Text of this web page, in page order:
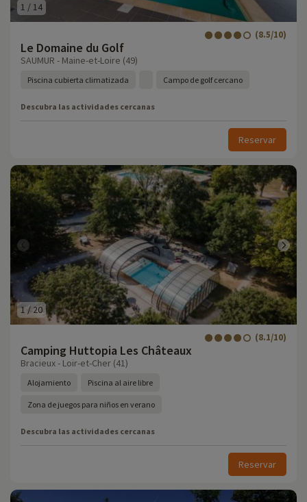
1 / 14
Le Domaine du Golf
(8.5/10)
SAUMUR - Maine-et-Loire (49)
Piscina cubierta climatizada Campo de golf cercano
Descubra las actividades cercanas
Reservar
1/ 20
Camping Huttopia Les Châteaux
(8.1/10)
Bracieux - Loir-et-Cher (41)
Alojamiento Piscina al aire libre
Zona de juegos para niños en verano
Descubra las actividades cercanas
Reservar